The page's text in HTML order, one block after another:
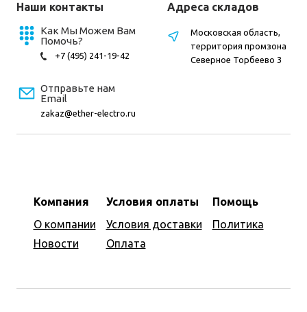
Наши контакты
Как Мы Можем Вам
Помочь?
+7 (495) 241-19-42
Отправьте нам
Email
zakaz@ether-electro.ru
Компания
О компании
Новости
Условия оплаты
Условия доставки
Оплата
Помощь
Политика
Адреса складов
Московская область,
территория промзона
Северное Торбеево 3